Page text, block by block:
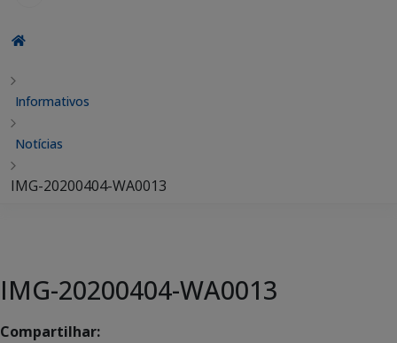
Informativos
Notícias
IMG-20200404-WA0013
IMG-20200404-WA0013
Compartilhar: